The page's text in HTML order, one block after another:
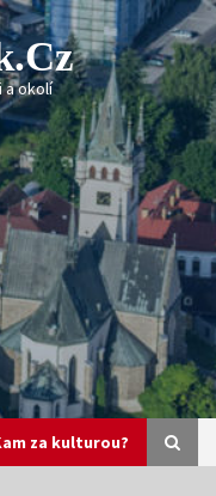
a okolí
za kulturou?